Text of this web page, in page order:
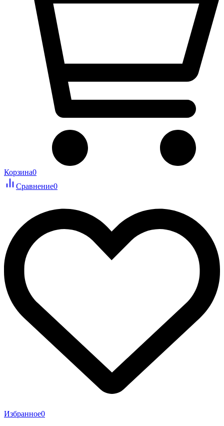
Корзина0
Сравнение0
Избранное0